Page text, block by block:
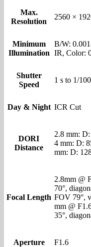
Max.
Resolution
2560 ×
Minimum
Illumination
B/W:
IR, Color:
Shutter
Speed
1 s to 1/
Day & Night ICR Cut
DORI
Distance
2.8 mm:
4 mm: D:
mm: D:
Focal Length
2.8mm @
70°,
FOV 79°,
mm @
35°,
Aperture F1.6